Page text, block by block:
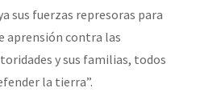
sus fuerzas represoras para
aprensión contra las
y sus familias, todos
la tierra”.